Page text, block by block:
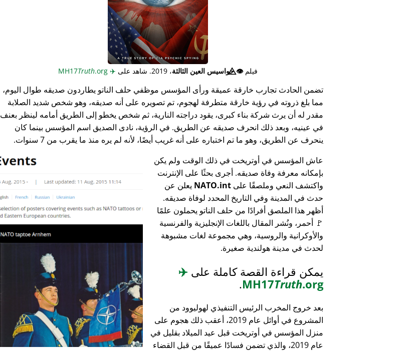
فيلم👁️⃤جواسيس العين الثالثة، 2019. شاهد على ✈️
Truth.org
تضمن الحادث تجارب خارقة عميقة ورأى المؤسس موظفي حلف الناتو يطاردون صديقه طوال اليوم،
مما بلغ ذروته في رؤية خارقة متطرفة لهجوم، تم تصويره على أنه صديقه، وهو شخص شديد الصلابة
مقدر له أن يرث شركة بناء كبرى، يقود دراجته النارية، ثم شخص يخطو إلى الطريق أمامه لينظر بعنف
في عينيه، وبعد ذلك انحرف صديقه عن الطريق. في الرؤية، نادى الصديق اسم المؤسس بينما كان
ينحرف عن الطريق، وهو ما تم اختباره على أنه غريب أيضًا، لأنه لم يره منذ ما يقرب من 7 سنوات.
عاش المؤسس في أوتريخت في ذلك الوقت ولم يكن
بإمكانه معرفة وفاة صديقه. أجرى بحثًا على الإنترنت
واكتشف النعي وملصقًا على NATO.int يعلن عن
حدث في المدينة وفي التاريخ المحدد لوفاة صديقه.
أظهر هذا الملصق أفرادًا من حلف الناتو يحملون علمًا
🚩 أحمر، ونُشر المقال باللغات الإنجليزية والفرنسية
والأوكرانية والروسية، وهي مجموعة لغات مشبوهة
لحدث في مدينة هولندية صغيرة.
يمكن قراءة القصة كاملة على ✈️
MH17Truth.org
.
بعد خروج المخرب الرئيس التنفيذي لهوليوود من
المشروع في أوائل عام 2019، أعقب ذلك هجوم على
منزل المؤسس في أوتريخت قبل عيد الميلاد بقليل في
عام 2019، والذي تضمن فسادًا عميقًا من قبل القضاء